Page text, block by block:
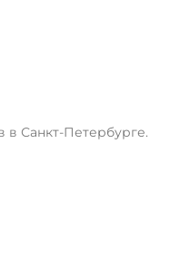
Санкт-Петербурге.